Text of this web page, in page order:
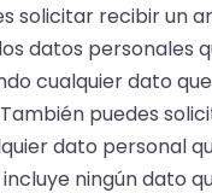
solicitar recibir un
datos personales
cualquier dato
puedes
dato personal
ningún dato